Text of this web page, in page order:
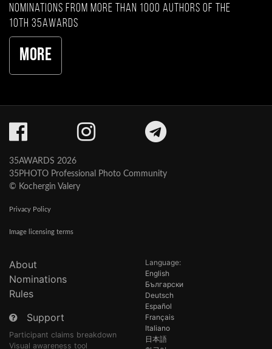
nominations from more than 1000 authors of the
10th 35AWARDS
More
35AWARDS 2026
35PHOTO Professional Photo Community
© Kochergin Valery
Privacy Policy
Image licensing terms
About
Nominations
Rules
Support
Participant claims breakdown
Visual awareness tool
Language:
English
Български
Deutsch
Español
Français
Italiano
日本語